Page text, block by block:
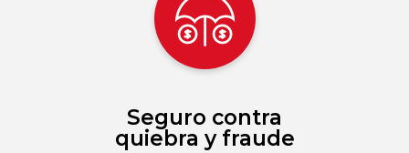
Seguro contra
quiebra y fraude